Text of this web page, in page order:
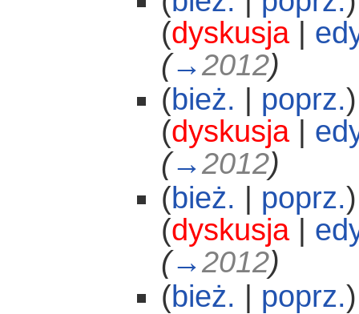
(dyskusja|
(→2012)
(bież. poprz.)
(dyskusja|
(→2012)
(bież. poprz.)
(dyskusja|
(→2012)
(bież. poprz.)